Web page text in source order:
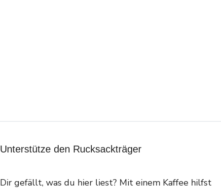
Unterstütze den Rucksackträger
Dir gefällt, was du hier liest? Mit einem Kaffee hilfst